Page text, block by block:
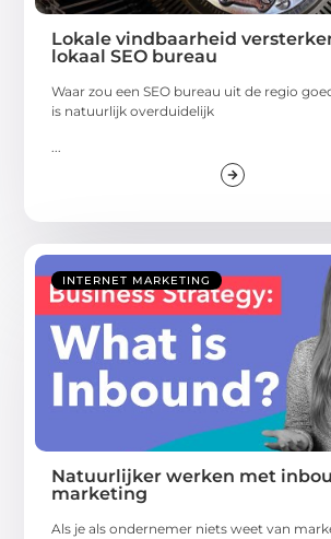
Lokale vindbaarheid
lokaal SEO bureau
Waar zou een SEO bureau uit de regio
is natuurlijk overduidelijk
INTERNET MARKETING
Natuurlijker werken met
marketing
Als je als ondernemer niets weet van